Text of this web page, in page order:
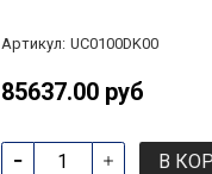
Артикул: UC0100DK00
85637.00 руб
В